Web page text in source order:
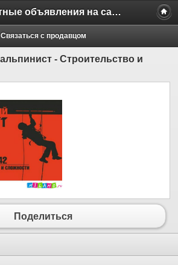
Бесплатные объявления на сайте MILAMO.ru
Связаться с продавцом
- Строительство и
Поделиться